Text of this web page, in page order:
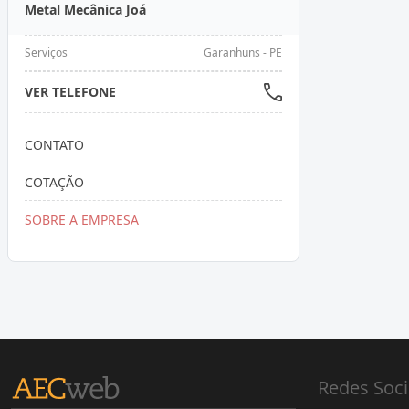
Metal Mecânica Joá
Serviços Garanhuns - PE
VER TELEFONE
CONTATO
COTAÇÃO
SOBRE A EMPRESA
Redes